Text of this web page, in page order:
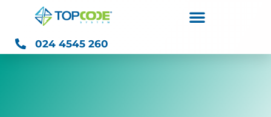
024 4545 260